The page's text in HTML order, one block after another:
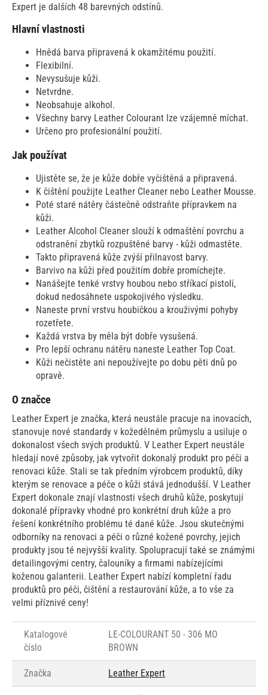
Expert je dalších 48 barevných odstínů.
Hlavní vlastnosti
Hnědá barva připravená k okamžitému použití.
Flexibilní.
Nevysušuje kůži.
Netvrdne.
Neobsahuje alkohol.
Všechny barvy Leather Colourant lze vzájemně míchat.
Určeno pro profesionální použití.
Jak používat
Ujistěte se, že je kůže dobře vyčištěná a připravená.
K čištění použijte Leather Cleaner nebo Leather Mousse.
Poté staré nátěry částečně odstraňte přípravkem na
kůži.
Leather Alcohol Cleaner slouží k odmaštění povrchu a
odstranění zbytků rozpuštěné barvy - kůži odmastěte.
Takto připravená kůže zvýší přilnavost barvy.
Barvivo na kůži před použitím dobře promíchejte.
Nanášejte tenké vrstvy houbou nebo stříkací pistolí,
dokud nedosáhnete uspokojivého výsledku.
Naneste první vrstvu houbičkou a krouživými pohyby
rozetřete.
Každá vrstva by měla být dobře vysušená.
Pro lepší ochranu nátěru naneste Leather Top Coat.
Kůži nečistěte ani nepoužívejte po dobu pěti dnů po
opravě.
O značce
Leather Expert je značka, která neustále pracuje na inovacích,
stanovuje nové standardy v kožedělném průmyslu a usiluje o
dokonalost všech svých produktů. V Leather Expert neustále
hledají nové způsoby, jak vytvořit dokonalý produkt pro péči a
renovaci kůže. Stali se tak předním výrobcem produktů, díky
kterým se renovace a péče o kůži stává jednodušší. V Leather
Expert dokonale znají vlastnosti všech druhů kůže, poskytují
dokonalé přípravky vhodné pro konkrétní druh kůže a pro
řešení konkrétního problému té dané kůže. Jsou skutečnými
odborníky na renovaci a péči o různé kožené povrchy, jejich
produkty jsou té nejvyšší kvality. Spolupracují také se známými
detailingovými centry, čalouníky a firmami nabízejícími
koženou galanterii. Leather Expert nabízí kompletní řadu
produktů pro péči, čištění a restaurování kůže, a to vše za
velmi příznivé ceny!
Katalogové
číslo
LE-COLOURANT 50 - 306 MO
BROWN
Značka Leather Expert